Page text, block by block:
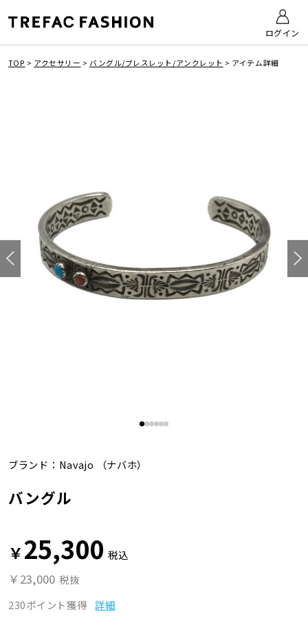
ログイン
TOP > アクセサリー >バングル/ブレスレット/アンクレット > アイテム詳細
ブランド： Navajo （ナバホ）
バングル
￥25,300 税込
￥23,000 税抜
230ポイント獲得 詳細